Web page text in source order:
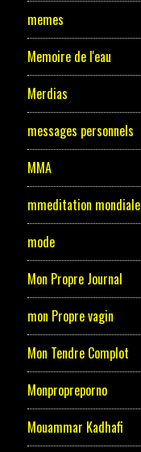
memes
Memoire de l'eau
Merdias
messages personnels
MMA
mmeditation mondiale
mode
Mon Propre Journal
mon Propre vagin
Mon Tendre Complot
Monpropreporno
Mouammar Kadhafi